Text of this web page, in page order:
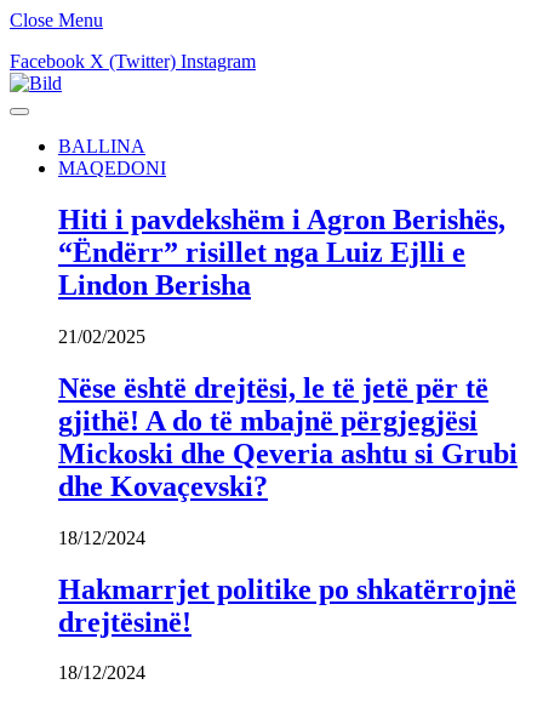
Close Menu
Facebook X (Twitter) Instagram
BALLINA
MAQEDONI
Hiti i pavdekshëm i Agron Berishës,
“Ëndërr” risillet nga Luiz Ejlli e
Lindon Berisha
21/02/2025
Nëse është drejtësi, le të jetë për të
gjithë! A do të mbajnë përgjegjësi
Mickoski dhe Qeveria ashtu si Grubi
dhe Kovaçevski?
18/12/2024
Hakmarrjet politike po shkatërrojnë
drejtësinë!
18/12/2024